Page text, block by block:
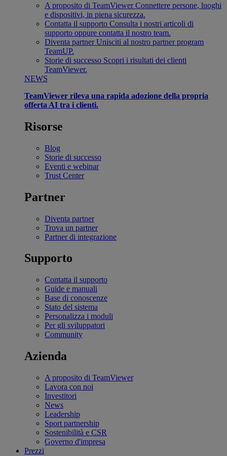
A proposito di TeamViewer Connettere persone, luoghi
e dispositivi, in piena sicurezza.
Contatta il supporto Consulta i nostri articoli di
supporto oppure contatta il nostro team.
Diventa partner Unisciti al nostro partner program
TeamUP.
Storie di successo Scopri i risultati dei clienti
TeamViewer.
NEWS
TeamViewer rileva una rapida adozione della propria
offerta AI tra i clienti.
Risorse
Blog
Storie di successo
Eventi e webinar
Trust Center
Partner
Diventa partner
Trova un partner
Partner di integrazione
Supporto
Contatta il supporto
Guide e manuali
Base di conoscenze
Stato del sistema
Personalizza i moduli
Per gli sviluppatori
Community
Azienda
A proposito di TeamViewer
Lavora con noi
Investitori
News
Leadership
Sport partnership
Sostenibilità e CSR
Governo d'impresa
Prezzi